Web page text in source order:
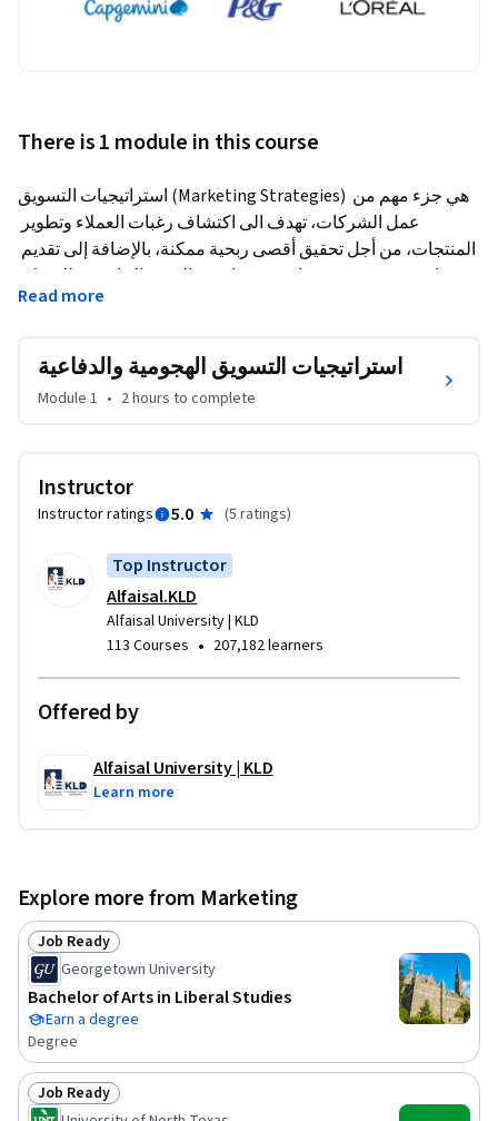
There is 1 module in this course
استراتيجيات التسويق (Marketing Strategies) هي جزء مهم من
يجب الإلمام بها.
ينعكس بنتائج ملموسة على أعمالك.
Read more
استراتيجيات التسويق الهجومية والدفاعية
Module 1 • 2 hours to complete
Instructor
Instructor ratings 5.0 (5 ratings)
Top Instructor
Alfaisal.KLD
Alfaisal University | KLD
113 Courses • 207,182 learners
Offered by
Alfaisal University | KLD
Learn more
Explore more from Marketing
Status: Job Ready
Job Ready
Georgetown University
Bachelor of Arts in Liberal Studies
Earn a degree
Degree
Status: Job Ready
Job Ready